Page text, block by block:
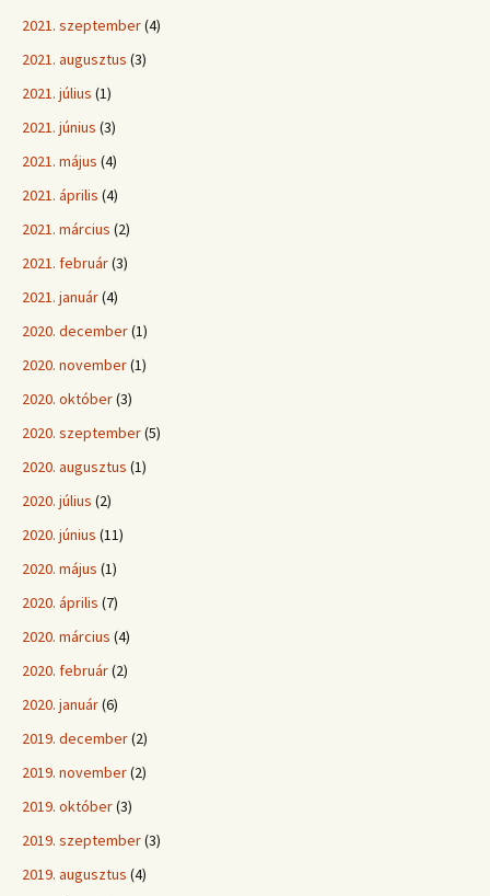
2021. szeptember(4)
2021. augusztus (3)
2021. július (1)
2021. június (3)
2021. május (4)
2021. április (4)
2021. március (2)
2021. február(3)
2021. január(4)
2020. december(1)
2020. november(1)
2020. október(3)
2020. szeptember(5)
2020. augusztus (1)
2020. július (2)
2020. június (11)
2020. május (1)
2020. április (7)
2020. március (4)
2020. február(2)
2020. január(6)
2019. december(2)
2019. november(2)
2019. október(3)
2019. szeptember(3)
2019. augusztus (4)